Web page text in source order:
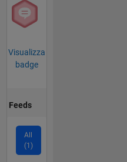
Visualizza
badge
Feeds
All
(1)